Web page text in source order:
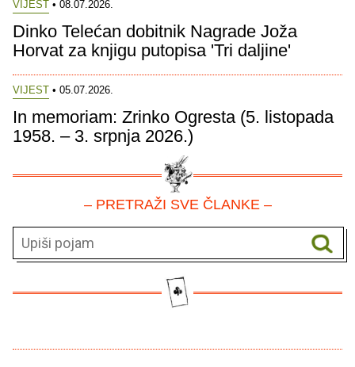
VIJEST • 08.07.2026.
Dinko Telećan dobitnik Nagrade Joža
Horvat za knjigu putopisa 'Tri daljine'
VIJEST • 05.07.2026.
In memoriam: Zrinko Ogresta (5. listopada
1958. – 3. srpnja 2026.)
– PRETRAŽI SVE ČLANKE –